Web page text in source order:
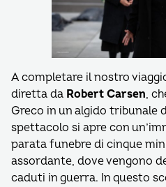
A completare il nostro
diretta da Robert Carsen,
Greco in un algido tribunale
spettacolo si apre con
parata funebre di cinque
assordante, dove vengono
caduti in guerra. In questo